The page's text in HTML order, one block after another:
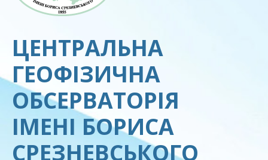
ЦЕНТРАЛЬНА
ГЕОФІЗИЧНА
ОБСЕРВАТОРІЯ
ІМЕНІ БОРИСА
СРЕЗНЕВСЬКОГО